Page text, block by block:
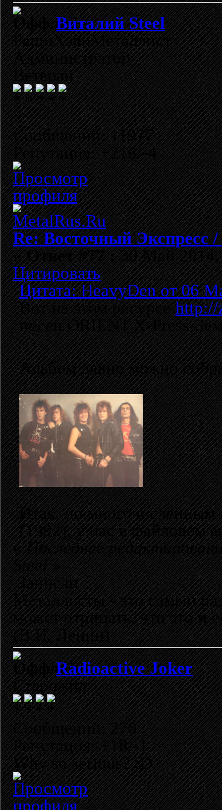
Виталий Steel
РашнХэвиМеталлист
Администратор
Ветеран
Сообщений: 11977
Репутация: +216/-4
Re: Восточный Экспресс
«Ответ #77 :30 Май 2014,
Цитировать
Цитата: HeavyDen от 06
Вот на этом ресурсеhttp://
песен ORIENT X-Press-
Альбом давно можно
Итак, по
(1992), у нас в файловом
«Последнее
Steel»
Записан
Металлисты - это самый
может отрицать, что это и
(В.И. Ленин)
Radioactive Joker
Старожил
Сообщений: 276
Репутация: +18/-1
Why so serious? :D